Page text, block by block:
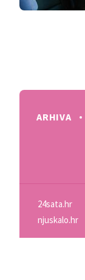
ARHIVA
24sata.hr
njuskalo.hr